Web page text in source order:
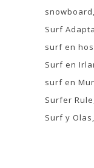
snowboard
Surf
surf en
Surf en
surf en
Surfer Rule
Surf y Olas